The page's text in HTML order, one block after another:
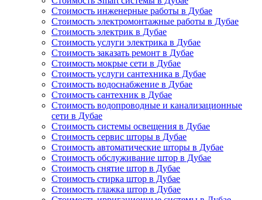
Стоимость инженерные работы в Дубае
Стоимость электромонтажные работы в Дубае
Стоимость электрик в Дубае
Стоимость услуги электрика в Дубае
Стоимость заказать ремонт в Дубае
Стоимость мокрые сети в Дубае
Стоимость услуги сантехника в Дубае
Стоимость водоснабжение в Дубае
Стоимость сантехник в Дубае
Стоимость водопроводные и канализационные
сети в Дубае
Стоимость системы освещения в Дубае
Стоимость сервис шторы в Дубае
Стоимость автоматические шторы в Дубае
Стоимость обслуживание штор в Дубае
Стоимость снятие штор в Дубае
Стоимость стирка штор в Дубае
Стоимость глажка штор в Дубае